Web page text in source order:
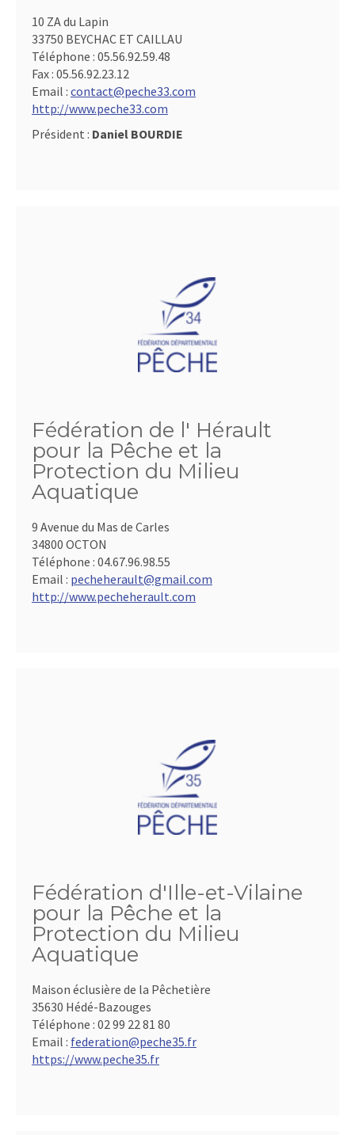
10 ZA du Lapin
33750 BEYCHAC ET CAILLAU
Téléphone : 05.56.92.59.48
Fax : 05.56.92.23.12
Email : contact@peche33.com
http://www.peche33.com
Président : Daniel BOURDIE
Fédération de l' Hérault
pour la Pêche et la
Protection du Milieu
Aquatique
9 Avenue du Mas de Carles
34800 OCTON
Téléphone : 04.67.96.98.55
Email : pecheherault@gmail.com
http://www.pecheherault.com
Fédération d'Ille-et-Vilaine
pour la Pêche et la
Protection du Milieu
Aquatique
Maison éclusière de la Pêchetière
35630 Hédé-Bazouges
Téléphone : 02 99 22 81 80
Email : federation@peche35.fr
https://www.peche35.fr